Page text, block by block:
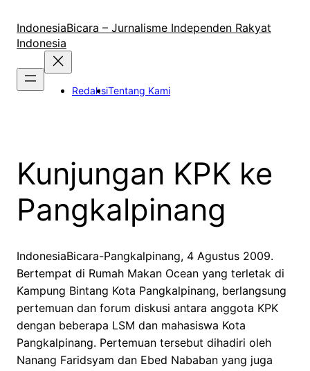
konten
IndonesiaBicara – Jurnalisme Independen Rakyat
Indonesia
RedaksiTentang Kami
Kunjungan KPK ke
Pangkalpinang
IndonesiaBicara-Pangkalpinang, 4 Agustus 2009.
Bertempat di Rumah Makan Ocean yang terletak di
Kampung Bintang Kota Pangkalpinang, berlangsung
pertemuan dan forum diskusi antara anggota KPK
dengan beberapa LSM dan mahasiswa Kota
Pangkalpinang. Pertemuan tersebut dihadiri oleh
Nanang Faridsyam dan Ebed Nababan yang juga